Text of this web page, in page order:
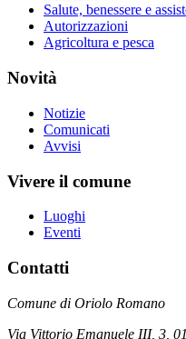
Salute, benessere e
Autorizzazioni
Agricoltura e pesca
Novità
Notizie
Comunicati
Avvisi
Vivere il comune
Luoghi
Eventi
Contatti
Comune di Oriolo Romano
Via Vittorio Emanuele III, 3,